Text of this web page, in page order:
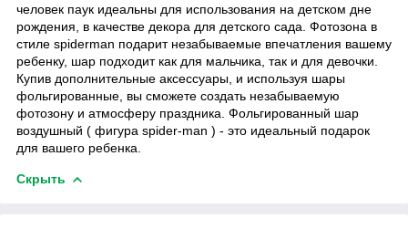
человек паук идеальны для использования на детском дне
рождения, в качестве декора для детского сада. Фотозона в
стиле spiderman подарит незабываемые впечатления вашему
ребенку, шар подходит как для мальчика, так и для девочки.
Купив дополнительные аксессуары, и используя шары
фольгированные, вы сможете создать незабываемую
фотозону и атмосферу праздника. Фольгированный шар
воздушный ( фигура spider-man ) - это идеальный подарок
для вашего ребенка.
Скрыть